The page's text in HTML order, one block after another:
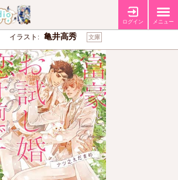
ログイン メニュー
なのに恋寸前です
イラスト: 亀井高秀 文庫